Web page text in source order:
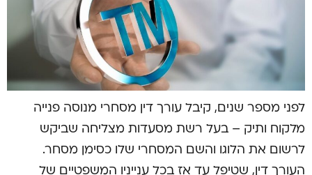
לפני מספר שנים, קיבל עורך דין מסחרי מנוסה פנייה
מלקוח ותיק – בעל רשת מסעדות מצליחה שביקש
לרשום את הלוגו והשם המסחרי שלו כסימן מסחר.
העורך דין, שטיפל עד אז בכל ענייניו המשפטיים של